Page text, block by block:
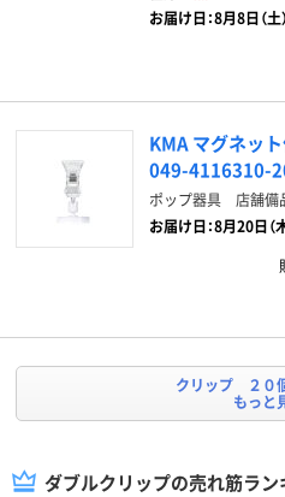
お届け日：8月8日（土）
KMA マグネッ
049-4116310-
ポップ器具 店舗
お届け日：8月20日（
クリップ ２０
もっと
ダブルクリップの売れ筋ラン